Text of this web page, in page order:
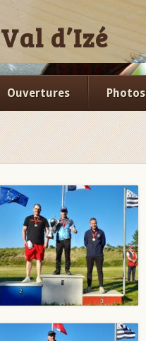
d’Izé
Ouvertures Photos